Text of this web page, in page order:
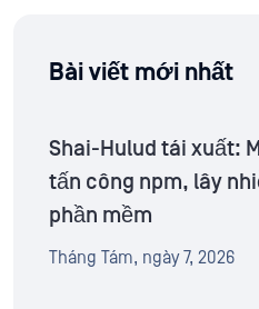
Bài viết mới nhất
Shai-Hulud tái xuất:
tấn công npm, lây
phần mềm
Tháng Tám, ngày 7, 2026